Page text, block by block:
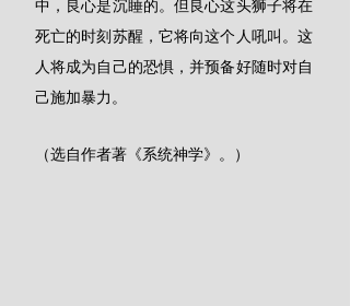
中，良心是沉睡的。但良心这头狮子将在
死亡的时刻苏醒，它将向这个人吼叫。这
人将成为自己的恐惧，并预备好随时对自
己施加暴力。
（选自作者著《系统神学》。）